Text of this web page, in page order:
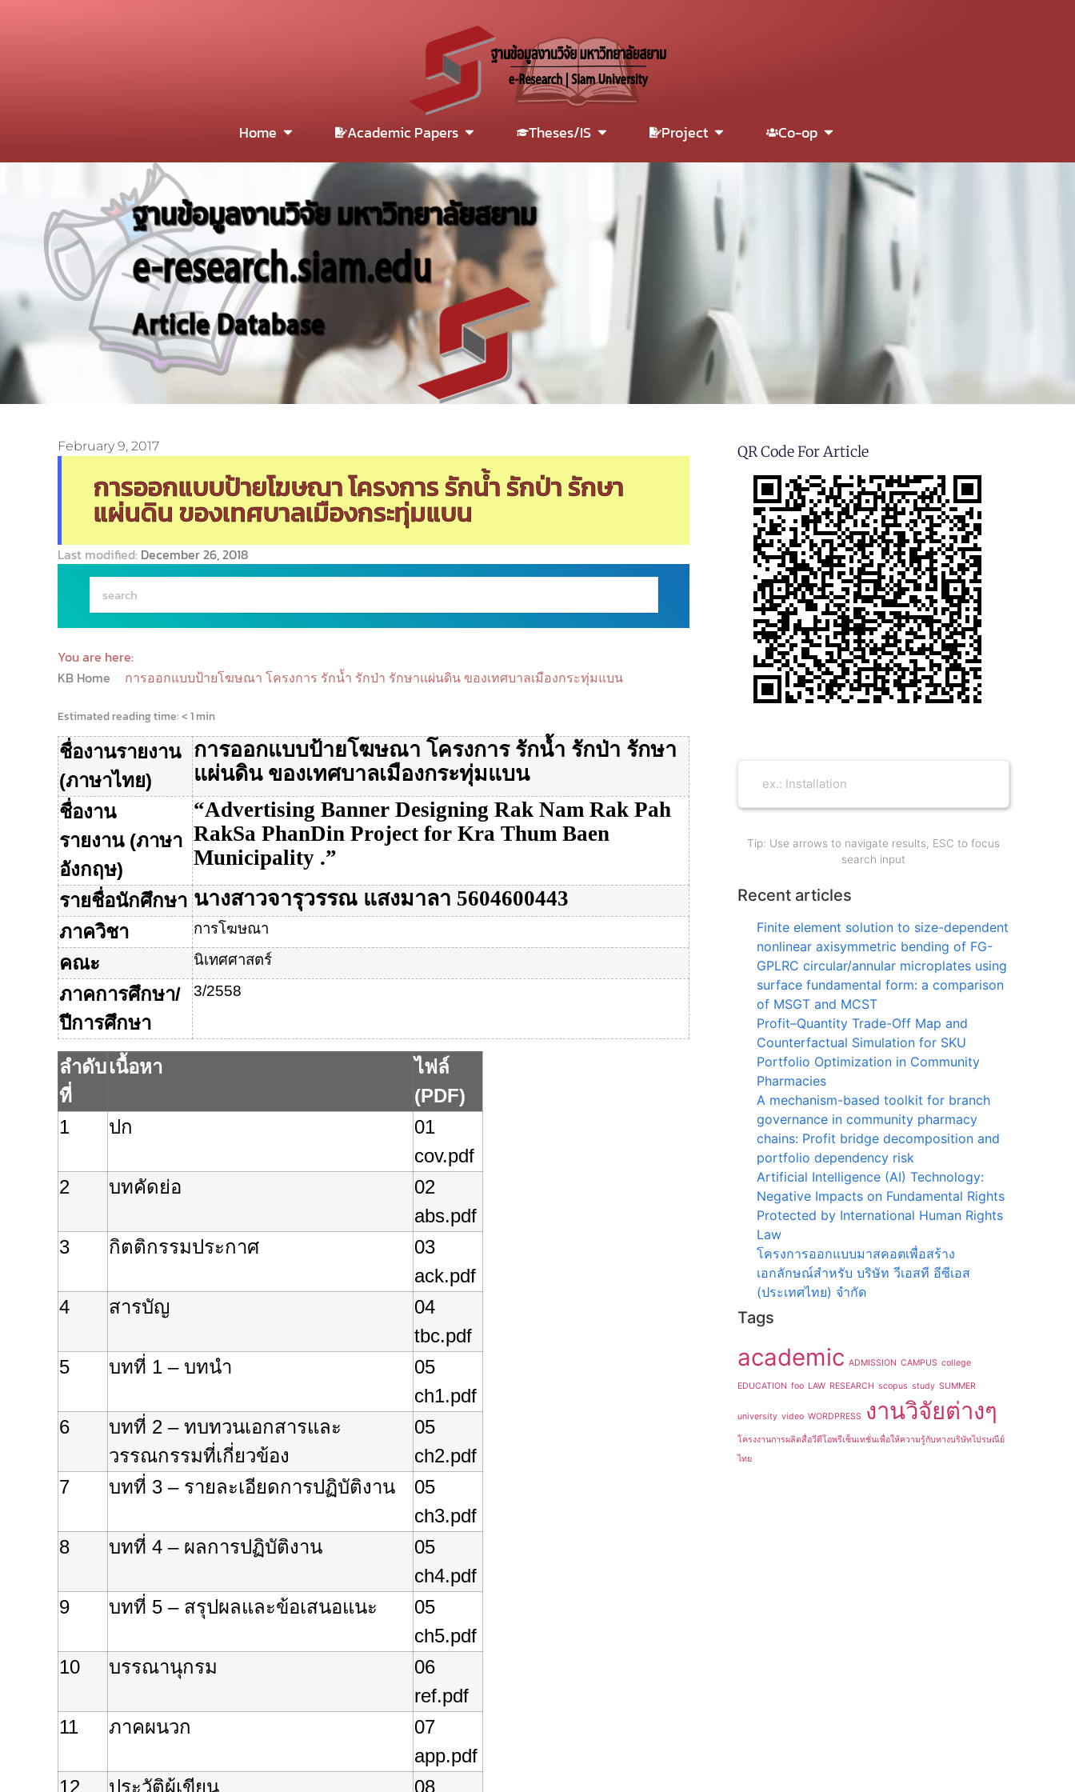
Home Academic Papers Theses/IS Project Co-op
February 9, 2017
การออกแบบป้ายโฆษณา โครงการ รักน้ำ รักป่า รักษา
แผ่นดิน ของเทศบาลเมืองกระทุ่มแบน
Last modified: December 26, 2018
You are here:
KB Home
การออกแบบป้ายโฆษณา โครงการ รักน้ำ รักป่า รักษาแผ่นดิน ของเทศบาลเมืองกระทุ่มแบน
Estimated reading time:< 1 min
ชื่องานรายงาน
(ภาษาไทย)
การออกแบบป้ายโฆษณา โครงการ รักน้ำ รักป่า รักษา
แผ่นดิน ของเทศบาลเมืองกระทุ่มแบน
ชื่องาน
รายงาน(ภาษา
อังกฤษ)
“Advertising Banner Designing Rak Nam Rak Pah
RakSa PhanDin Project for Kra Thum Baen
Municipality .”
รายชื่อนักศึกษา นางสาวจารุวรรณ แสงมาลา 5604600443
ภาควิชา การโฆษณา
คณะ นิเทศศาสตร์
ภาคการศึกษา/
ปีการศึกษา
3/2558
ลำดับ
ที่
เนื้อหา
ไฟล์
(PDF)
1
ปก
01
cov.pdf
2
บทคัดย่อ
02
abs.pdf
3
กิตติกรรมประกาศ
03
ack.pdf
4
สารบัญ
04
tbc.pdf
5
บทที่ 1 – บทนำ
05
ch1.pdf
6
บทที่ 2 – ทบทวนเอกสารและ
วรรณกรรมที่เกี่ยวข้อง
05
ch2.pdf
7
บทที่ 3 – รายละเอียดการปฏิบัติงาน
05
ch3.pdf
8
บทที่ 4 – ผลการปฏิบัติงาน
05
ch4.pdf
9
บทที่ 5 – สรุปผลและข้อเสนอแนะ
05
ch5.pdf
10
บรรณานุกรม
06
ref.pdf
11
ภาคผนวก
07
app.pdf
12
ประวัติผู้เขียน 08
QR Code For Article
Tip: Use arrows to navigate results, ESC to focus
search input
Recent articles
Finite element solution to size-dependent
nonlinear axisymmetric bending of FG-
GPLRC circular/annular microplates using
surface fundamental form: a comparison
of MSGT and MCST
Profit–Quantity Trade-Off Map and
Counterfactual Simulation for SKU
Portfolio Optimization in Community
Pharmacies
A mechanism-based toolkit for branch
governance in community pharmacy
chains: Profit bridge decomposition and
portfolio dependency risk
Artificial Intelligence (AI) Technology:
Negative Impacts on Fundamental Rights
Protected by International Human Rights
Law
โครงการออกแบบมาสคอตเพื่อสร้าง
เอกลักษณ์สำหรับ บริษัท วีเอสที อีซีเอส
(ประเทศไทย) จำกัด
Tags
academic ADMISSION CAMPUS college
EDUCATION foo LAW RESEARCH scopus study SUMMER
university video WORDPRESS งานวิจัยต่างๆ
โครงงานการผลิตสื่อวีดีโอพรีเซ็นเทชั่นเพื่อให้ความรู้กับทางบริษัทไปรษณีย์
ไทย